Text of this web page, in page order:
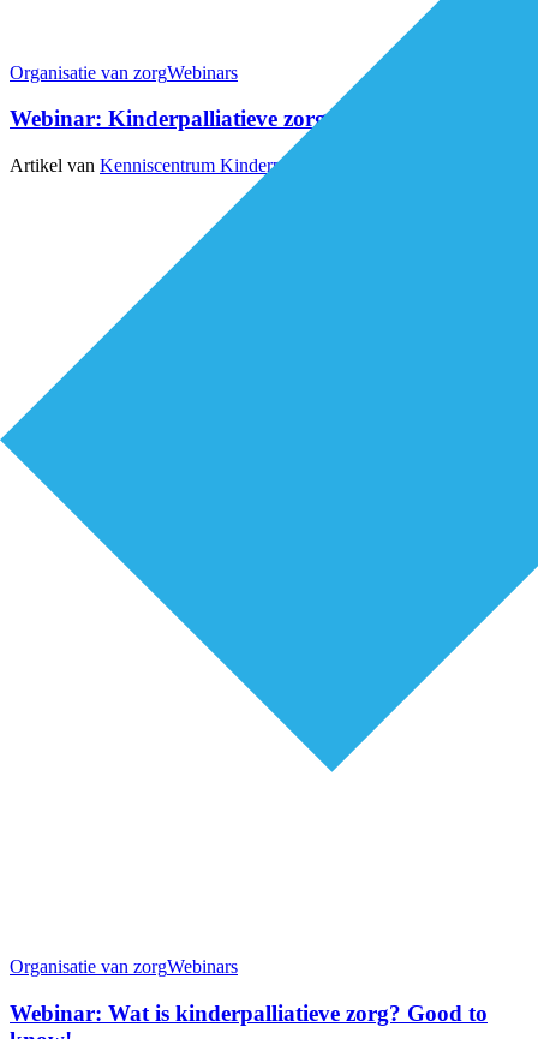
Organisatie van zorgWebinars
Webinar: Kinderpalliatieve zorg in de thuissituatie
Artikel van Kenniscentrum Kinderpalliatieve Zorg
Organisatie van zorgWebinars
Webinar: Wat is kinderpalliatieve zorg? Good to